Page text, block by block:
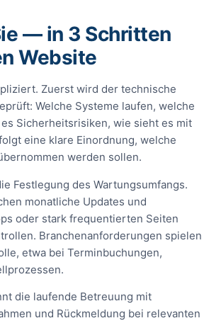
— in 3 Schritten
Website
Zuerst wird der technische
Welche Systeme laufen, welche
Sicherheitsrisiken, wie sieht es mit
eine klare Einordnung, welche
werden sollen.
Festlegung des Wartungsumfangs.
monatliche Updates und
oder stark frequentierten Seiten
Branchenanforderungen spielen
etwa bei Terminbuchungen,
die laufende Betreuung mit
und Rückmeldung bei relevanten